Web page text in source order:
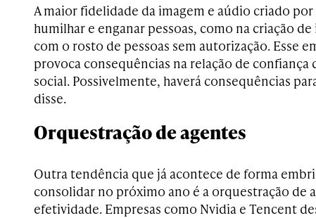
A maior fidelidade da imagem e aúdio criado
humilhar e enganar pessoas, como na criação
com o rosto de pessoas sem autorização. Esse
provoca consequências na relação de
social. Possivelmente, haverá consequências
disse.
Orquestração de agentes
Outra tendência que já acontece de forma
consolidar no próximo ano é a orquestração de
efetividade. Empresas como Nvidia e Tencent